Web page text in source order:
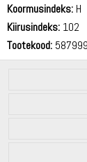
Koormusindeks: H
Kiirusindeks: 102
Tootekood: 587999